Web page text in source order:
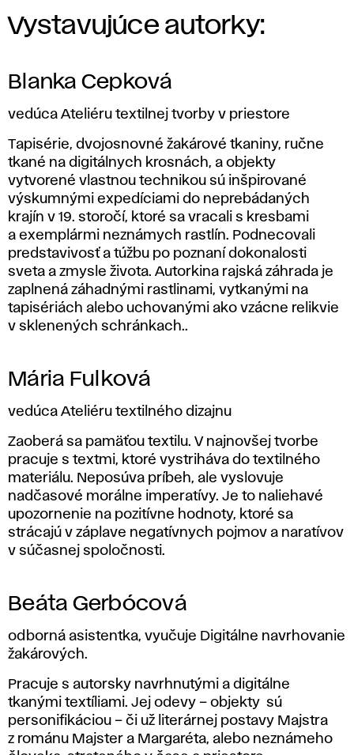
Vystavujúce autorky:
Blanka Cepková
vedúca Ateliéru textilnej tvorby v priestore
Tapisérie, dvojosnovné žakárové tkaniny, ručne
tkané na digitálnych krosnách, a objekty
vytvorené vlastnou technikou sú inšpirované
výskumnými expedíciami do neprebádaných
krajín v 19. storočí, ktoré sa vracali s kresbami
a exemplármi neznámych rastlín. Podnecovali
predstavivosť a túžbu po poznaní dokonalosti
sveta a zmysle života. Autorkina rajská záhrada je
zaplnená záhadnými rastlinami, vytkanými na
tapisériách alebo uchovanými ako vzácne relikvie
v sklenených schránkach..
Mária Fulková
vedúca Ateliéru textilného dizajnu
Zaoberá sa pamäťou textilu. V najnovšej tvorbe
pracuje s textmi, ktoré vystriháva do textilného
materiálu. Neposúva príbeh, ale vyslovuje
nadčasové morálne imperatívy. Je to naliehavé
upozornenie na pozitívne hodnoty, ktoré sa
strácajú v záplave negatívnych pojmov a naratívov
v súčasnej spoločnosti.
Beáta Gerbócová
odborná asistentka, vyučuje Digitálne navrhovanie
žakárových.
Pracuje s autorsky navrhnutými a digitálne
tkanými textíliami. Jej odevy – objekty sú
personifikáciou – či už literárnej postavy Majstra
z románu Majster a Margaréta, alebo neznámeho